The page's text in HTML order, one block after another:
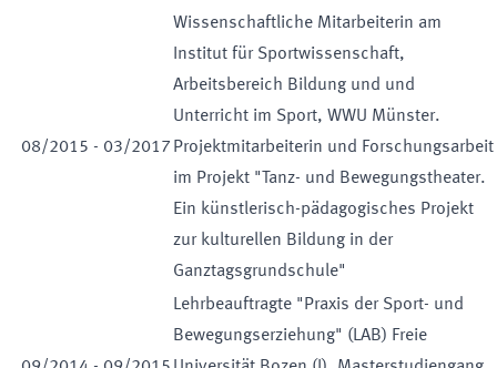
08/2015 - 03/2017
Wissenschaftliche Mitarbeiterin am
Institut für Sportwissenschaft,
Arbeitsbereich Bildung und und
Unterricht im Sport, WWU Münster.
Projektmitarbeiterin und Forschungsarbeit
im Projekt "Tanz- und Bewegungstheater.
Ein künstlerisch-pädagogisches Projekt
zur kulturellen Bildung in der
Ganztagsgrundschule"
Lehrbeauftragte "Praxis der Sport- und
Bewegungserziehung" (LAB) Freie